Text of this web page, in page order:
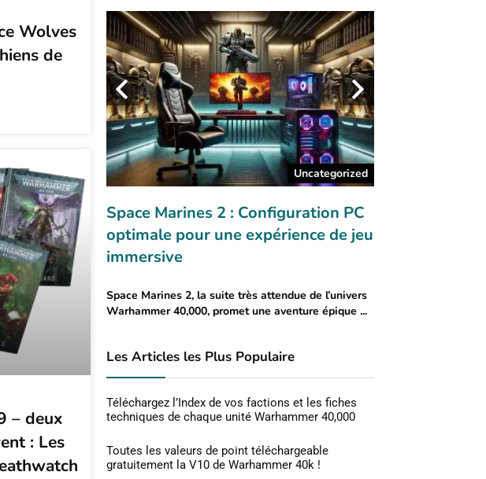
Wolves
de
– deux
: Les
Necromunda
– Naviguer
après la tentative
Helmawr. ...
Uncategorized
Space Marines 2 : Configuration PC
optimale pour une expérience de jeu
immersive
Space Marines 2, la suite très attendue de l’univers
Warhammer 40,000, promet une aventure épique ...
Les Articles les Plus Populaire
Téléchargez l’Index de vos factions et les fiches
techniques de chaque unité Warhammer 40,000
Toutes les valeurs de point téléchargeable
gratuitement la V10 de Warhammer 40k !